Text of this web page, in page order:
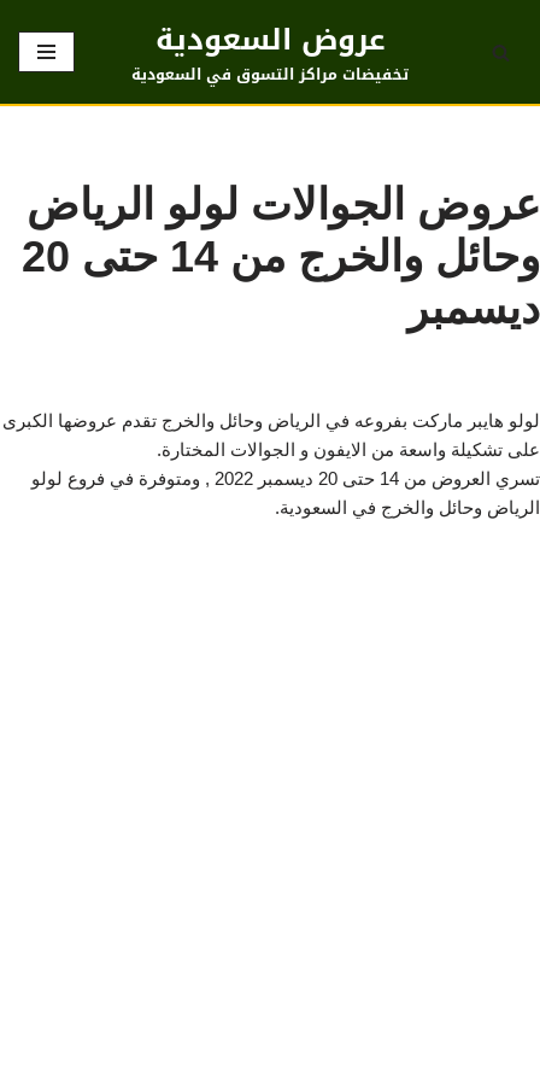
تخطى
عروض السعودية
تخفيضات مراكز التسوق في السعودية
عروض الجوالات لولو الرياض
وحائل والخرج من 14 حتى 20
ديسمبر
لولو هايبر ماركت بفروعه في الرياض وحائل والخرج تقدم عروضها الكبرى
على تشكيلة واسعة من الايفون و الجوالات المختارة.
تسري العروض من 14 حتى 20 ديسمبر 2022 , ومتوفرة في فروع لولو
الرياض وحائل والخرج في السعودية.